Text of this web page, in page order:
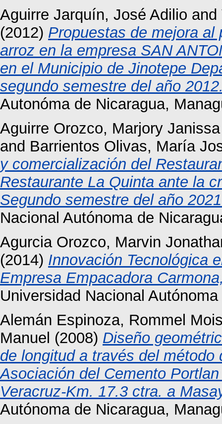
Aguirre Jarquín, José Adilio and
(2012) Propuestas de mejora al
arroz en la empresa SAN
en el Municipio de Jinotepe
segundo semestre del año
Autonóma de Nicaragua,
Aguirre Orozco, Marjory Janissa
and Barrientos Olivas, María
y comercialización del
Restaurante La Quinta ante la
Segundo semestre del año
Nacional Autónoma de
Agurcia Orozco, Marvin
(2014) Innovación Tecnológica
Empresa Empacadora
Universidad Nacional
Alemán Espinoza, Rommel
Manuel (2008) Diseño
de longitud a través del
Asociación del Cemento
Veracruz-Km. 17.3 ctra. a
Autónoma de Nicaragua,